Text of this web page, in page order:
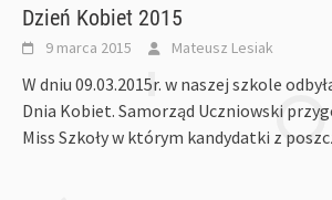
Dzień Kobiet 2015
9 marca 2015 Mateusz Lesiak
W dniu 09.03.2015r. w naszej szkole
Dnia Kobiet. Samorząd Uczniowski
Miss Szkoły w którym kandydatki z